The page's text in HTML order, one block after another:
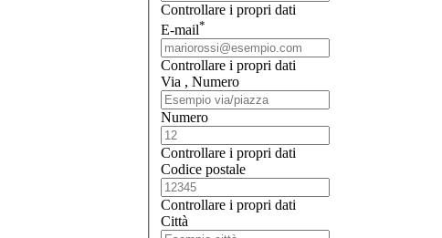
Controllare i propri dati
E-mail*
Controllare i propri dati
Via , Numero
Numero
Controllare i propri dati
Codice postale
Controllare i propri dati
Città